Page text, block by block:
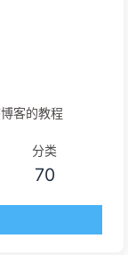
客的教程
分类
70